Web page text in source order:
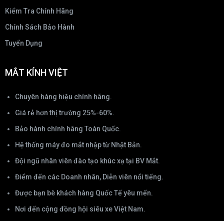
Kiểm Tra Chính Hãng
Chính Sách Bảo Hành
Tuyển Dụng
MẮT KÍNH VIỆT
Chuyên hàng hiệu chính hãng.
Giá rẻ hơn thị trường 25%-60%.
Bảo hành chính hãng Toàn Quốc.
Hệ thống máy đo mắt nhập từ Nhật Bản.
Đội ngũ nhân viên đào tạo khúc xạ tại BV Mắt.
Điểm đến các Doanh nhân, Diễn viên nổi tiếng.
Được bạn bè khách hàng Quốc Tế yêu mến.
Nơi đến cộng đồng hội siêu xe Việt Nam.